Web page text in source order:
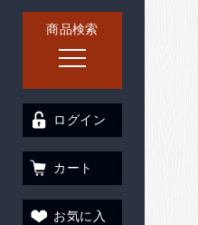
商品検索
ログイン
カート
お気に入